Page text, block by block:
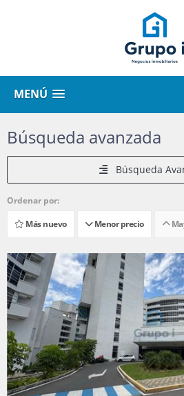
MENÚ
Búsqueda avanzada
Búsqueda
Ordenar por:
Más nuevo
Menor precio